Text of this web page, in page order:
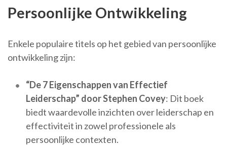
Persoonlijke Ontwikkeling
Enkele populaire titels op het gebied van persoonlijke
ontwikkeling zijn:
“De 7 Eigenschappen van Effectief
Leiderschap” door Stephen Covey: Dit boek
biedt waardevolle inzichten over leiderschap en
effectiviteit in zowel professionele als
persoonlijke contexten.